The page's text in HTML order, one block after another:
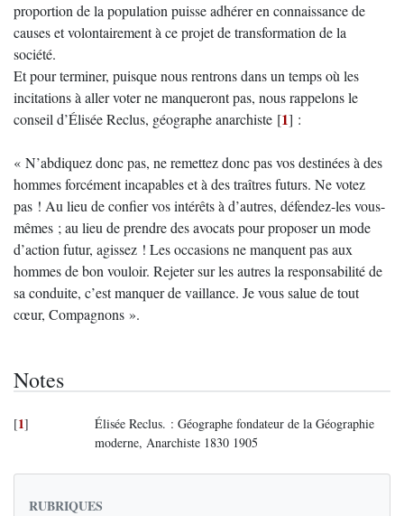
proportion de la population puisse adhérer en connaissance de
causes et volontairement à ce projet de transformation de la
société.
Et pour terminer, puisque nous rentrons dans un temps où les
incitations à aller voter ne manqueront pas, nous rappelons le
conseil d’Élisée Reclus, géographe anarchiste [1] :
« N’abdiquez donc pas, ne remettez donc pas vos destinées à des
hommes forcément incapables et à des traîtres futurs. Ne votez
pas ! Au lieu de confier vos intérêts à d’autres, défendez-les vous-
mêmes ; au lieu de prendre des avocats pour proposer un mode
d’action futur, agissez ! Les occasions ne manquent pas aux
hommes de bon vouloir. Rejeter sur les autres la responsabilité de
sa conduite, c’est manquer de vaillance. Je vous salue de tout
cœur, Compagnons ».
Notes
[1]
Élisée Reclus. : Géographe fondateur de la Géographie
moderne, Anarchiste 1830 1905
RUBRIQUES